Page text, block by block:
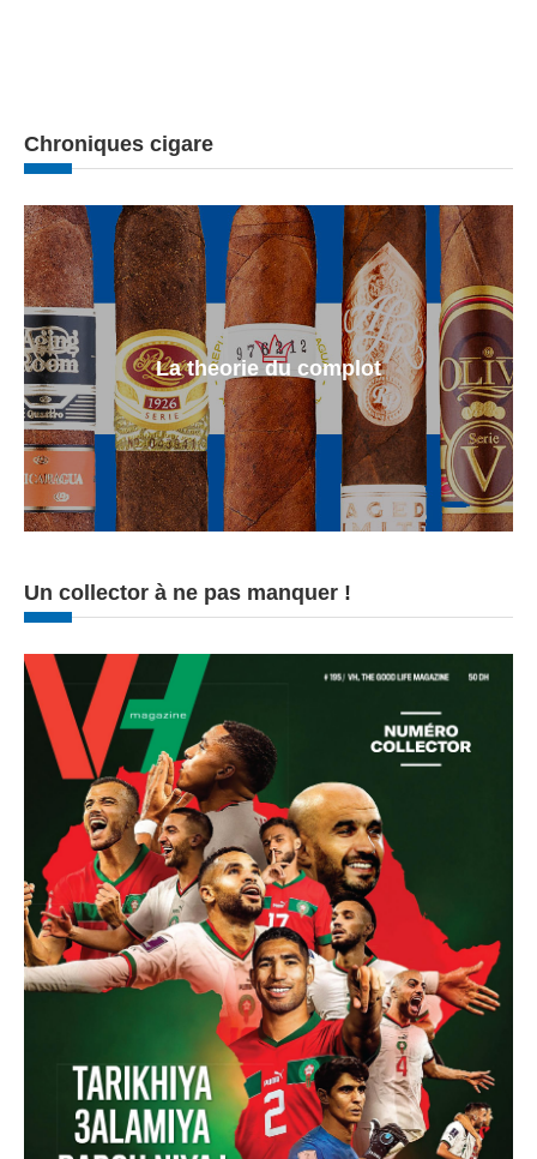
Chroniques cigare
La theorie du complot
Un collector à ne pas manquer !